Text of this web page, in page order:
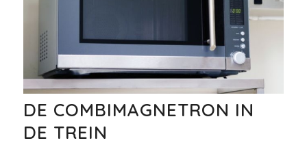
DE COMBIMAGNETRON IN
DE TREIN